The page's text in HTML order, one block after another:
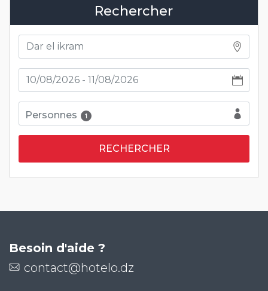
Rechercher
Personnes 1
Besoin d'aide ?
contact@hotelo.dz